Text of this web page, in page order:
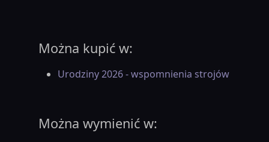
Można kupić w:
Urodziny 2026 - wspomnienia strojów
Można wymienić w: